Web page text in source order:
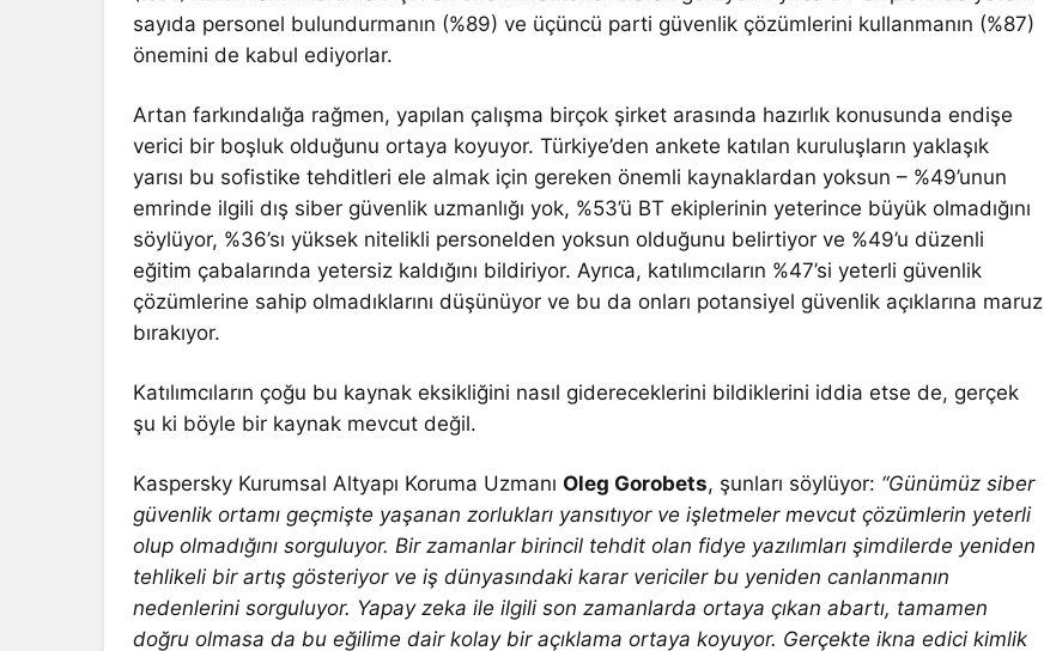
sayıda personel bulundurmanın (%89) ve üçüncü parti güvenlik çözümlerini kullanmanın (%87)
önemini de kabul ediyorlar.
Artan farkındalığa rağmen, yapılan çalışma birçok şirket arasında hazırlık konusunda endişe
verici bir boşluk olduğunu ortaya koyuyor. Türkiye’den ankete katılan kuruluşların yaklaşık
yarısı bu sofistike tehditleri ele almak için gereken önemli kaynaklardan yoksun – %49’unun
emrinde ilgili dış siber güvenlik uzmanlığı yok, %53’ü BT ekiplerinin yeterince büyük olmadığını
söylüyor, %36’sı yüksek nitelikli personelden yoksun olduğunu belirtiyor ve %49’u düzenli
eğitim çabalarında yetersiz kaldığını bildiriyor. Ayrıca, katılımcıların %47’si yeterli güvenlik
çözümlerine sahip olmadıklarını düşünüyor ve bu da onları potansiyel güvenlik açıklarına maruz
bırakıyor.
Katılımcıların çoğu bu kaynak eksikliğini nasıl gidereceklerini bildiklerini iddia etse de, gerçek
şu ki böyle bir kaynak mevcut değil.
Kaspersky Kurumsal Altyapı Koruma Uzmanı Oleg Gorobets, şunları söylüyor: “Günümüz siber
güvenlik ortamı geçmişte yaşanan zorlukları yansıtıyor ve işletmeler mevcut çözümlerin yeterli
olup olmadığını sorguluyor. Bir zamanlar birincil tehdit olan fidye yazılımları şimdilerde yeniden
tehlikeli bir artış gösteriyor ve iş dünyasındaki karar vericiler bu yeniden canlanmanın
nedenlerini sorguluyor. Yapay zeka ile ilgili son zamanlarda ortaya çıkan abartı, tamamen
doğru olmasa da bu eğilime dair kolay bir açıklama ortaya koyuyor. Gerçekte ikna edici kimlik